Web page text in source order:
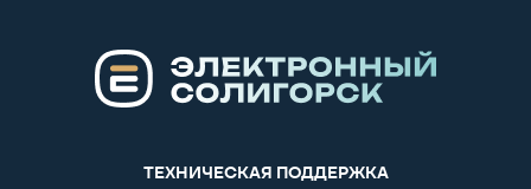
ТЕХНИЧЕСКАЯ ПОДДЕРЖКА